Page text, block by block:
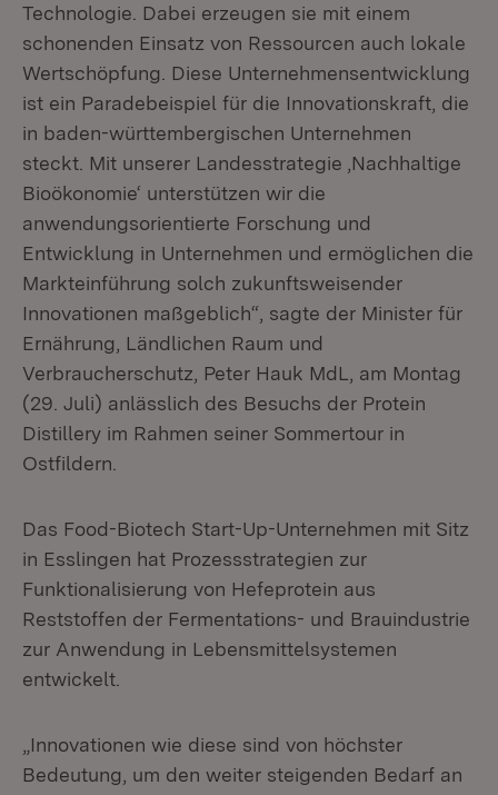
Technologie. Dabei erzeugen sie mit einem
schonenden Einsatz von Ressourcen auch lokale
Wertschöpfung. Diese Unternehmensentwicklung
ist ein Paradebeispiel für die Innovationskraft, die
in baden-württembergischen Unternehmen
steckt. Mit unserer Landesstrategie ,Nachhaltige
Bioökonomie‘ unterstützen wir die
anwendungsorientierte Forschung und
Entwicklung in Unternehmen und ermöglichen die
Markteinführung solch zukunftsweisender
Innovationen maßgeblich“, sagte der Minister für
Ernährung, Ländlichen Raum und
Verbraucherschutz, Peter Hauk MdL, am Montag
(29. Juli) anlässlich des Besuchs der Protein
Distillery im Rahmen seiner Sommertour in
Ostfildern.
Das Food-Biotech Start-Up-Unternehmen mit Sitz
in Esslingen hat Prozessstrategien zur
Funktionalisierung von Hefeprotein aus
Reststoffen der Fermentations- und Brauindustrie
zur Anwendung in Lebensmittelsystemen
entwickelt.
„Innovationen wie diese sind von höchster
Bedeutung, um den weiter steigenden Bedarf an